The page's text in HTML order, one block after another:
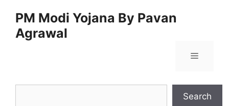
content
PM Modi Yojana By Pavan
Agrawal
Menu
Search